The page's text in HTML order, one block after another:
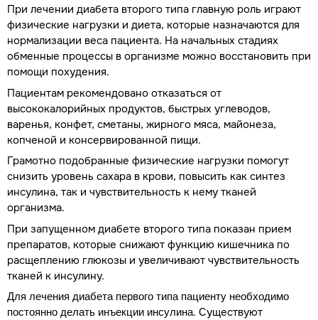
При лечении диабета второго типа главную роль играют
физические нагрузки и диета, которые назначаются для
нормализации веса пациента. На начальных стадиях
обменные процессы в организме можно восстановить при
помощи похудения.
Пациентам рекомендовано отказаться от
высококалорийных продуктов, быстрых углеводов,
варенья, конфет, сметаны, жирного мяса, майонеза,
копченой и консервированной пищи.
Грамотно подобранные физические нагрузки помогут
снизить уровень сахара в крови, повысить как синтез
инсулина, так и чувствительность к нему тканей
организма.
При запущенном диабете второго типа показан прием
препаратов, которые снижают функцию кишечника по
расщеплению глюкозы и увеличивают чувствительность
тканей к инсулину.
Для лечения диабета первого типа пациенту необходимо
постоянно делать инъекции инсулина. Существуют